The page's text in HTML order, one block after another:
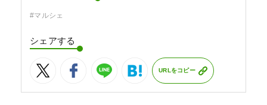
#マルシェ
シェアする
URLをコピー